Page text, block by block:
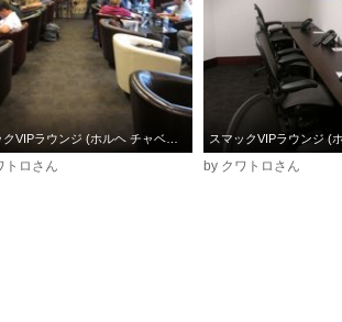
トロさん by クワトロさん